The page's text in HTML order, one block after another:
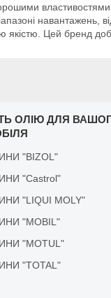
навантажень,
якістю. Цей бренд
ОЛІЮ ДЛЯ
"BIZOL"
"Castrol"
"LIQUI MOLY"
"MOBIL"
"MOTUL"
"TOTAL"